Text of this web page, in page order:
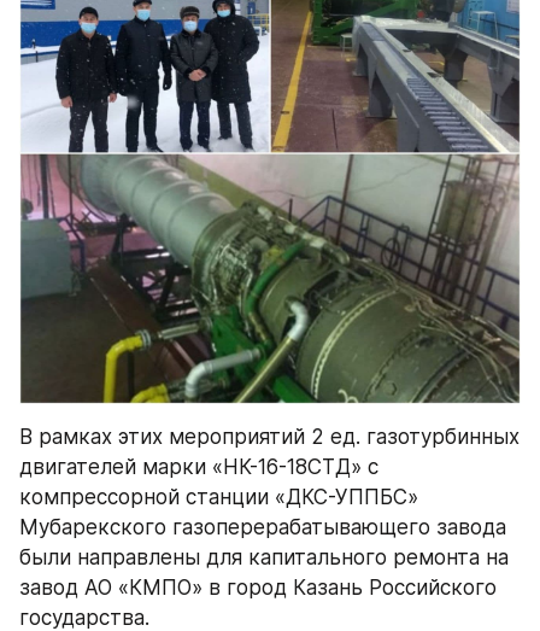
В рамках этих мероприятий 2 ед. газотурбинных
двигателей марки «НК-16-18СТД» с
компрессорной станции «ДКС-УППБС»
Мубарекского газоперерабатывающего завода
были направлены для капитального ремонта на
завод АО «КМПО» в город Казань Российского
государства.